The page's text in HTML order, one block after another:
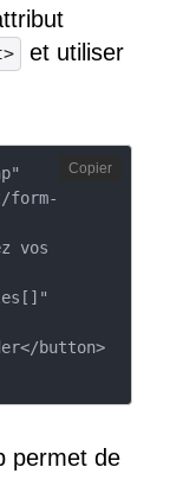
et utiliser
form-
Copier
permet de